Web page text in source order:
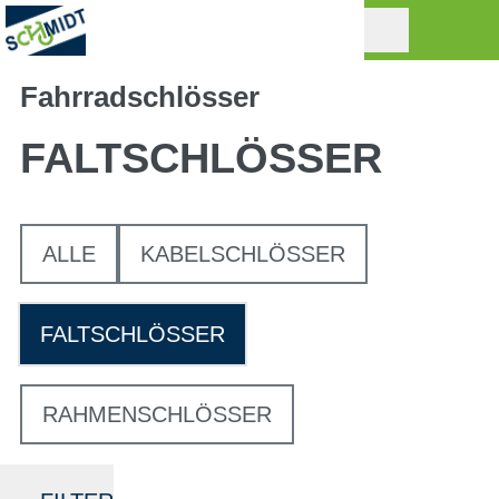
Fahrradschlösser
FALTSCHLÖSSER
ALLE KABELSCHLÖSSER
FALTSCHLÖSSER
RAHMENSCHLÖSSER